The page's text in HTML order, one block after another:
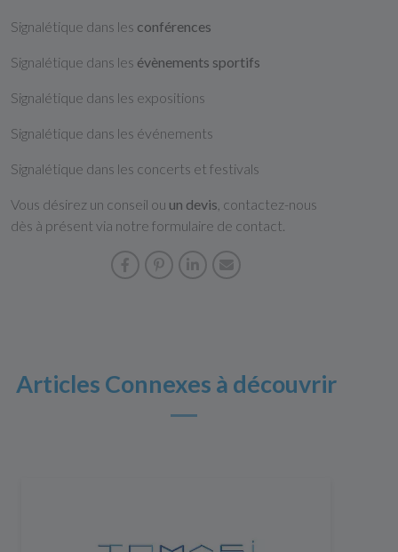
Signalétique dans les conférences
Signalétique dans les évènements sportifs
Signalétique dans les expositions
Signalétique dans les événements
Signalétique dans les concerts et festivals
Vous désirez un conseil ou un devis , contactez-nous
dès à présent via notre formulaire de contact.
Articles Connexes à découvrir